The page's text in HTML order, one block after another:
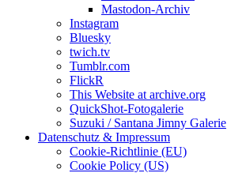
Mastodon-Archiv
Instagram
Bluesky
twich.tv
Tumblr.com
FlickR
This Website at archive.org
QuickShot-Fotogalerie
Suzuki / Santana Jimny Galerie
Datenschutz & Impressum
Cookie-Richtlinie (EU)
Cookie Policy (US)